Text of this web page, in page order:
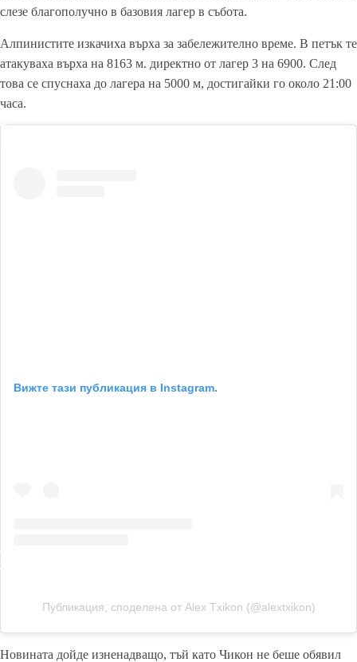
слезе благополучно в базовия лагер в събота.
Алпинистите изкачиха върха за забележително време. В петък те
атакуваха върха на 8163 м. директно от лагер 3 на 6900. След
това се спуснаха до лагера на 5000 м, достигайки го около 21:00
часа.
Вижте тази публикация в Instagram.
Публикация, споделена от Alex Txikon (@alextxikon)
Новината дойде изненадващо, тъй като Чикон не беше обявил